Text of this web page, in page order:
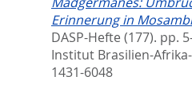
Erinnerung in
DASP-Hefte (177). pp.
Institut Brasilien-
1431-6048